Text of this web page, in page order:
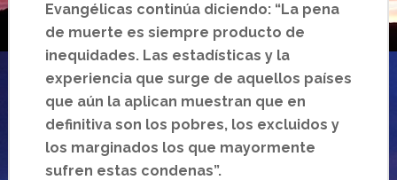
Evangélicas continúa diciendo: “La pena
de muerte es siempre producto de
inequidades. Las estadísticas y la
experiencia que surge de aquellos países
que aún la aplican muestran que en
definitiva son los pobres, los excluidos y
los marginados los que mayormente
sufren estas condenas”.